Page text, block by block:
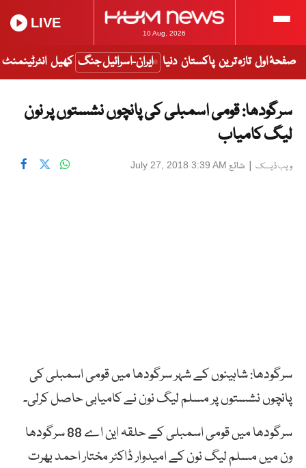
10 Aug, 2026
LIVE
صفحۂ اول تازہ ترین پاکستان دنیا ایران-اسرائیل جنگ کھیل انٹرٹینمنٹ
سرگودھا: قومی اسمبلی کی پانچوں نشستوں پر نون
لیگ کامیاب
ویب ڈیسک | شائع July 27, 2018 3:39 AM
سرگودھا: شاہینوں کے شہر سرگودھا میں قومی اسمبلی کی
پانچوں نشستوں پر مسلم لیگ نون نے کامیابی حاصل کرلی۔
سرگودھا میں قومی اسمبلی کے حلقہ این اے 88 سرگودھا
ون میں مسلم لیگ نون کے امیدوار ڈاکٹر مختار احمد بھرت